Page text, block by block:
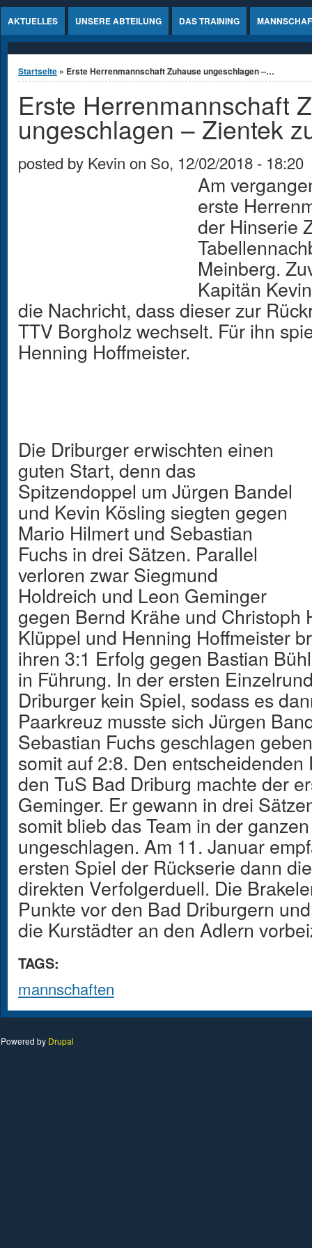
AKTUELLES UNSERE ABTEILUNG DAS TRAINING
Sie sind hier
Startseite » Erste Herrenmannschaft Zuhause ungeschlagen –…
Erste Herrenmannschaft
ungeschlagen – Zientek
posted by Kevin on So, 12/02/2018 - 18:20
Am
erste
der Hinserie
Meinberg.
Kapitän
die Nachricht, dass dieser zur
TTV Borgholz wechselt. Für ihn
Henning Hoffmeister.
Die Driburger erwischten einen
guten Start, denn das
Spitzendoppel um Jürgen Bandel
und Kevin Kösling siegten gegen
Mario Hilmert und Sebastian
Fuchs in drei Sätzen. Parallel
verloren zwar Siegmund
Holdreich und Leon Geminger
gegen Bernd Krähe und Christoph
Klüppel und Henning Hoffmeister
ihren 3:1 Erfolg gegen Bastian
in Führung. In der ersten
Driburger kein Spiel, sodass es
Paarkreuz musste sich Jürgen
Sebastian Fuchs geschlagen
somit auf 2:8. Den
den TuS Bad Driburg machte der
Geminger. Er gewann in drei
somit blieb das Team in der
ungeschlagen. Am 11. Januar
ersten Spiel der Rückserie dann
direkten Verfolgerduell. Die
Punkte vor den Bad Driburgern
die Kurstädter an den Adlern
TAGS:
mannschaften
Powered by Drupal